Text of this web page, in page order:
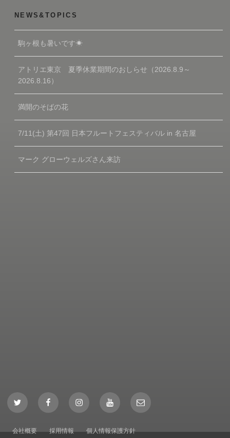
NEWS&TOPICS
駒ヶ根も暑いです☀
アトリエ東京 夏季休業期間のおしらせ（2026.8.9～
2026.8.16）
満開のそばの花
7/11(土) 第47回 日本フルートフェスティバル in 名古屋
マーク グローウェルズさん来訪
Twitter FacebookInstagramYouTubeMail
会社概要 採用情報 個人情報保護方針